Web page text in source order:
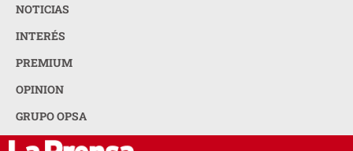
NOTICIAS
INTERÉS
PREMIUM
OPINION
GRUPO OPSA